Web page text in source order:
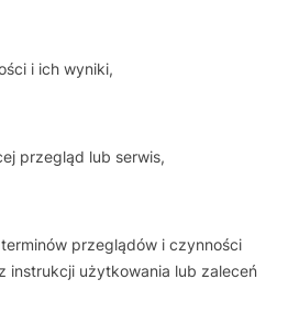
i ich wyniki,
przegląd lub serwis,
przeglądów i czynności
instrukcji użytkowania lub zaleceń